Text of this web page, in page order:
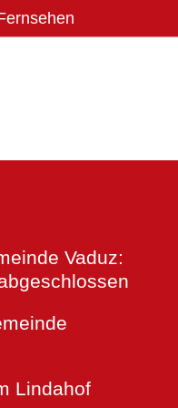
Vaduz:
Lindahof